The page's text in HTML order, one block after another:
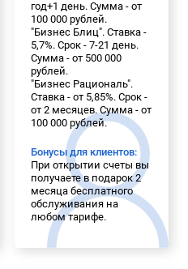
год+1 день. Сумма - от
100 000 рублей.
"Бизнес Блиц". Ставка -
5,7%. Срок - 7-21 день.
Сумма - от 500 000
рублей.
"Бизнес Рациональ".
Ставка - от 5,85%. Срок -
от 2 месяцев. Сумма - от
100 000 рублей.
Бонусы для клиентов:
При открытии счеты вы
получаете в подарок 2
месяца бесплатного
обслуживания на
любом тарифе.